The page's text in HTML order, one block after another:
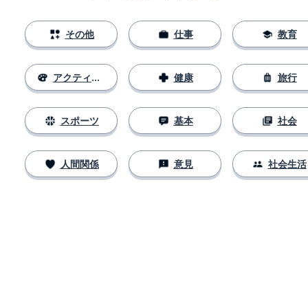
その他
アクティビティ
スポーツ
人間関係
仕事
健康
基本
意見
教育
旅行
社会
社会生活